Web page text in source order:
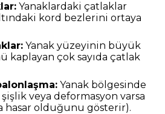
Yanaklardaki çatlaklar
kord bezlerini ortaya
Yanak yüzeyinin büyük
kaplayan çok sayıda çatlak
Yanak bölgesinde
veya deformasyon varsa
hasar olduğunu gösterir).